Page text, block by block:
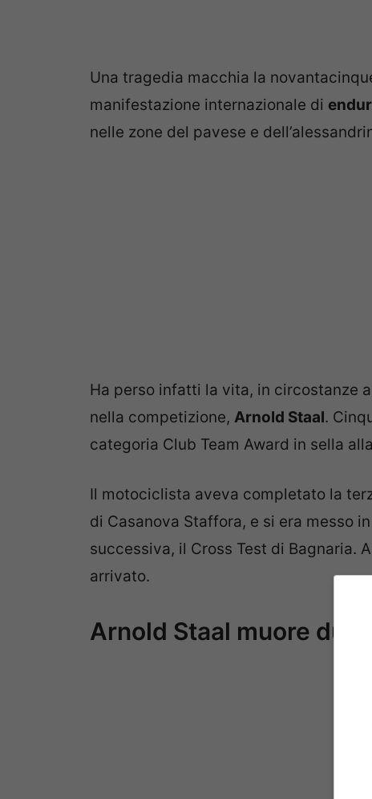
Una tragedia macchia la
manifestazione internazionale di
nelle zone del pavese e
Ha perso infatti la vita, in circostanze
nella competizione, Arnold Staal.
categoria Club Team Award in sella
Il motociclista aveva completato la
di Casanova Staffora, e si era messo
successiva, il Cross Test di Bagnaria.
arrivato.
Arnold Staal muore